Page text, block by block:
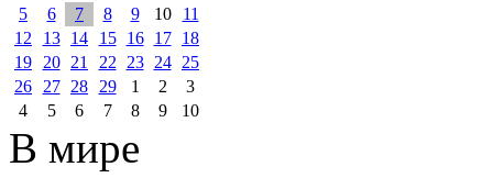
5
6 7 8 9 10
11
12
13 14 15 16 17
18
19
20 21 22 23 24
25
26
27 28 29 1 2
3
4
5 6 7 8 9 10
В мире